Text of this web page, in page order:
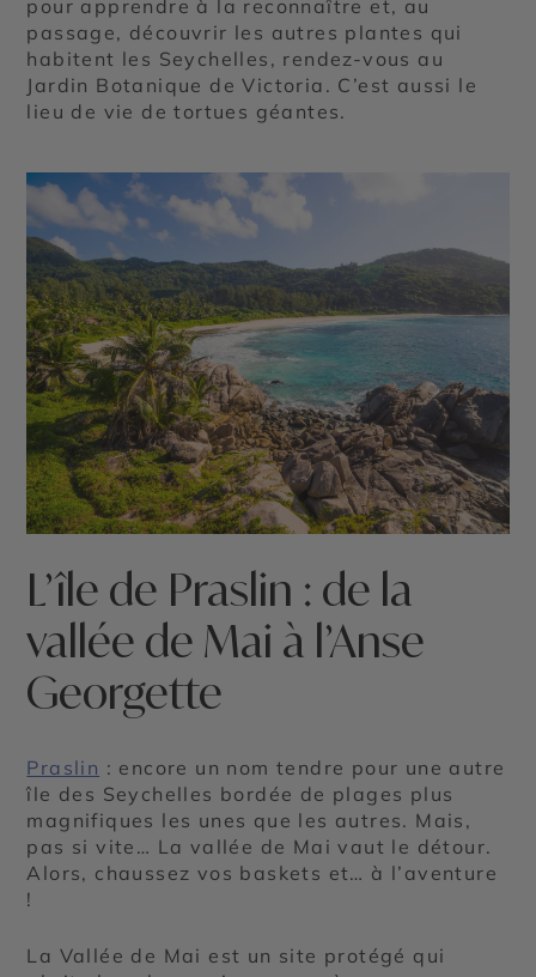
pour apprendre à la reconnaître et, au
passage, découvrir les autres plantes qui
habitent les Seychelles, rendez-vous au
Jardin Botanique de Victoria. C’est aussi le
lieu de vie de tortues géantes.
L’île de Praslin : de la
vallée de Mai à l’Anse
Georgette
Praslin : encore un nom tendre pour une autre
île des Seychelles bordée de plages plus
magnifiques les unes que les autres. Mais,
pas si vite… La vallée de Mai vaut le détour.
Alors, chaussez vos baskets et… à l’aventure
!
La Vallée de Mai est un site protégé qui